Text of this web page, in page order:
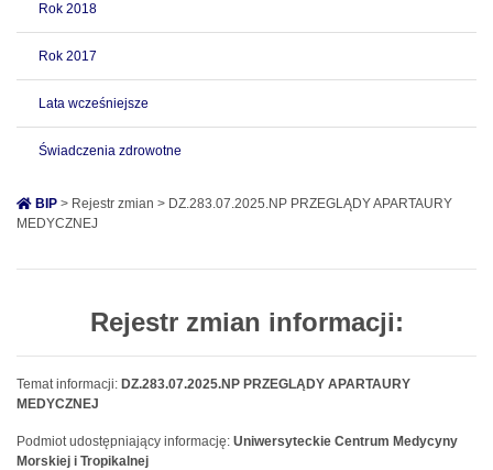
Rok 2018
Rok 2017
Lata wcześniejsze
Świadczenia zdrowotne
BIP > Rejestr zmian > DZ.283.07.2025.NP PRZEGLĄDY APARTAURY
MEDYCZNEJ
Rejestr zmian informacji:
Temat informacji: DZ.283.07.2025.NP PRZEGLĄDY APARTAURY
MEDYCZNEJ
Podmiot udostępniający informację: Uniwersyteckie Centrum Medycyny
Morskiej i Tropikalnej